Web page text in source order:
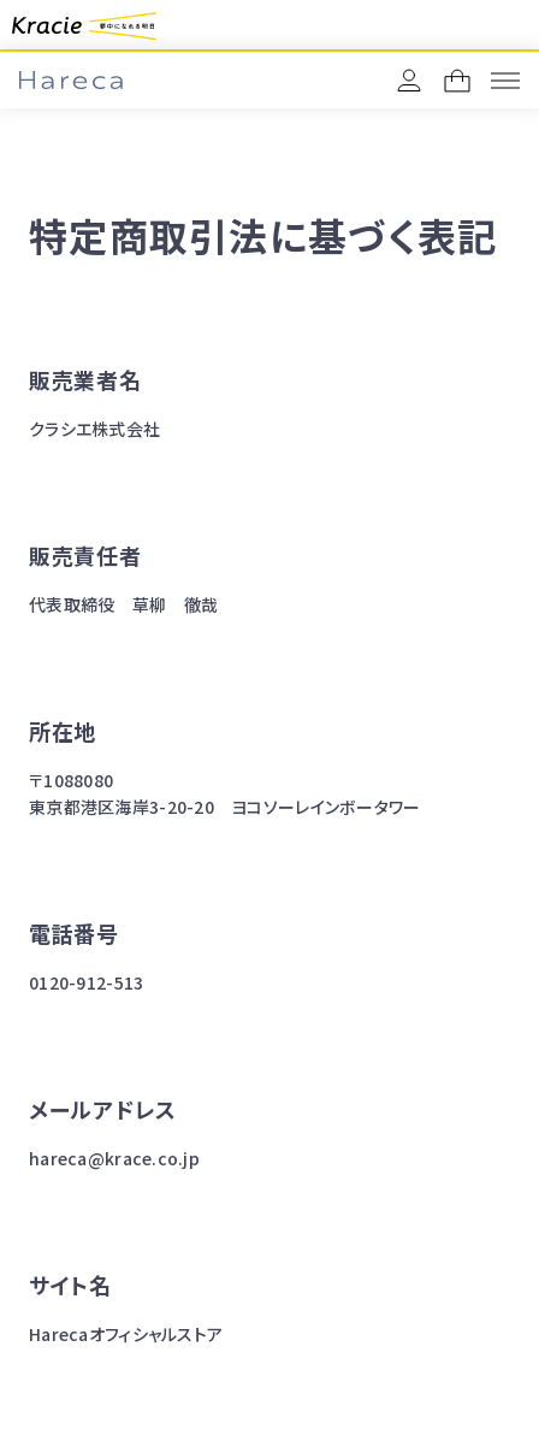
特定商取引法に基づく表記
販売業者名
クラシエ株式会社
販売責任者
代表取締役 草柳 徹哉
所在地
〒1088080
東京都港区海岸3-20-20 ヨコソーレインボータワー
電話番号
0120-912-513
メールアドレス
hareca@krace.co.jp
サイト名
Harecaオフィシャルストア